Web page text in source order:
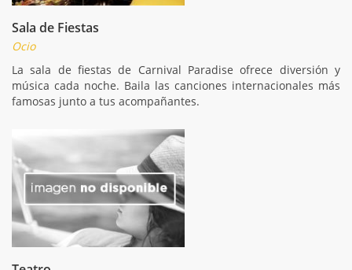
Sala de Fiestas
Ocio
La sala de fiestas de Carnival Paradise ofrece diversión y
música cada noche. Baila las canciones internacionales más
famosas junto a tus acompañantes.